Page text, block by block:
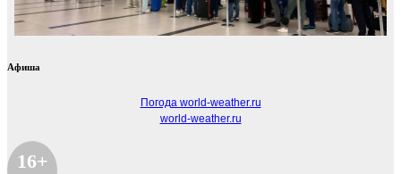
Афиша
Погода world-weather.ru
world-weather.ru
16+